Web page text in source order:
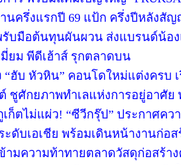
นครึ่งแรกปี 69 แป้ก ครึ่งปีหลัง
บมือต้นทุนผันผวน ส่งแบรนด์น้อง
ยม พีดีเฮ้าส์ รุกตลาดบน
“ฮับ หัวหิน” คอนโดใหม่แต่งครบ
ชูศักยภาพทำเลแห่งการอยู่อาศั
ก็ตไม่แผ่ว! “ซีวีกรุ๊ป” ประกาศคว
ดับเอเชีย พร้อมเดินหน้างานก่อส
ามความท้าทายตลาดวัสดุก่อสร้า